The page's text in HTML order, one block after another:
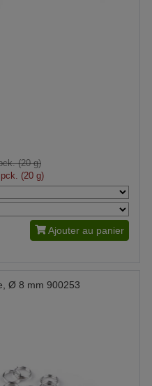
(20 g)
(20 g)
Ajouter au panier
Ø 8 mm 900253